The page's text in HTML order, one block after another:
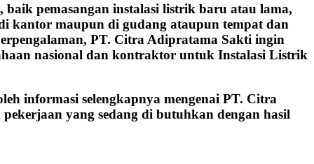
pemasangan instalasi listrik baru atau lama,
kantor maupun di gudang ataupun tempat dan
PT. Citra Adipratama Sakti ingin
nasional dan kontraktor untuk Instalasi Listrik
informasi selengkapnya mengenai PT. Citra
yang sedang di butuhkan dengan hasil